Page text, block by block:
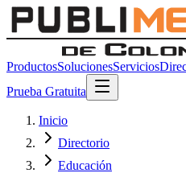
ProductosSolucionesServicios
Prueba Gratuita
Inicio
Directorio
Educación